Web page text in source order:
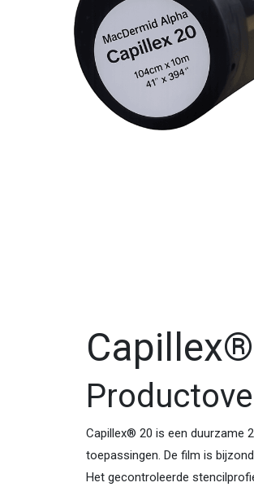
Capillex® 20 is een duurzame
toepassingen. De film is
Het gecontroleerde